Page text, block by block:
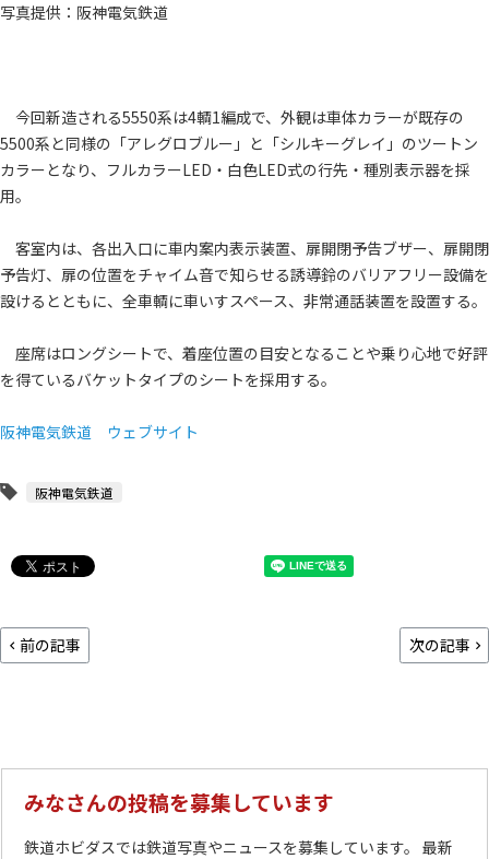
写真提供：阪神電気鉄道
今回新造される5550系は4輌1編成で、外観は車体カラーが既存の
5500系と同様の「アレグロブルー」と「シルキーグレイ」のツートン
カラーとなり、フルカラーLED・白色LED式の行先・種別表示器を採
用。
客室内は、各出入口に車内案内表示装置、扉開閉予告ブザー、扉開閉
予告灯、扉の位置をチャイム音で知らせる誘導鈴のバリアフリー設備を
設けるとともに、全車輌に車いすスペース、非常通話装置を設置する。
座席はロングシートで、着座位置の目安となることや乗り心地で好評
を得ているバケットタイプのシートを採用する。
阪神電気鉄道 ウェブサイト
阪神電気鉄道
前の記事 次の記事
みなさんの投稿を募集しています
鉄道ホビダスでは鉄道写真やニュースを募集しています。 最新